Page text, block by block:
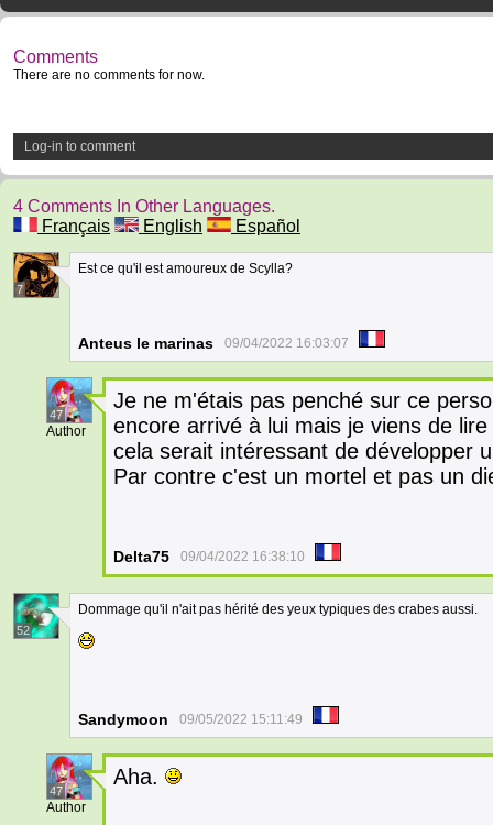
Comments
There are no comments for now.
Log-in to comment
4 Comments In Other Languages.
Français
English Español
7
Est ce qu'il est amoureux de Scylla?
Anteus le marinas 09/04/2022 16:03:07
47
Author
Je ne m'étais pas penché sur ce
encore arrivé à lui mais je viens de
cela serait intéressant de développer
Par contre c'est un mortel et pas un
Delta75 09/04/2022 16:38:10
52
Dommage qu'il n'ait pas hérité des yeux typiques des crabes aussi.
Sandymoon 09/05/2022 15:11:49
47
Author
Aha.